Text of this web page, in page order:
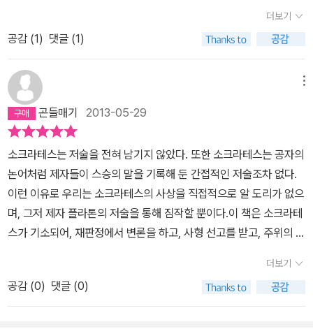
죽이기』에서 “민주주의 사회였던 고대 그리스에서 민주주의에 반하
는 언행을 한 소크라테스의 반민주적 행위는 응당 비판받아 마땅하
다.”라고 말한다. 소크라테스의 언행을 플라톤과 전혀 다른 관점에서
바라보고 있는 것이다. 이 책은 크세노폰의 『소크라테스 회상』과 호
메로스, 소포클레스의 저작 그리고 민주주의에 관한 투키디데스의
『전쟁사』, 헤로도토스의 『역사』 등 충실한 자료 분석을 통해 독자들
을 설득한다. 저자는 소크라테스의 죽음을 ‘민주주의’라는 관점에서
평가한다. 소크라테스 재판에 대해 우리가 알아야 할 재판 제도와 방
식을 상세히 설명하고 있는 이 책은 그리스 민주주의가 어떻게 전개
되었는지 꼼꼼하게 살펴보고 소크라테스에 대해 구체적인 분석을 시
도한다. 소크라테스의 삶과 죽음의 의미는 그 과정에서 자연스럽게
드러난다. 오리일 수도 있고 토끼일 수도 있는 그림처럼 소크라테스
역시 위대한 철학자일 수도 있지만 궤변론자일 수도 있다. 이렇게 다
이데아는 어떤 자체(auto)로 존재하는 대상을 적중시킬 수 있을 것
인가? 우리는 이 질문에 부정적인 답을 할 수밖에 없는 정신사적 상
지 않으면 상식을 벗어나 '보편성'을 주장할만큼 배짱 있는 철학자는
이제 없다고 해도 과언이 아니다. 이 자신없음의 한켠에는 과학에 대
한 두려움이 자리하고 있고, 또다른 한켠에는 정치에 대한 불신이 자
리잡고 있다. 과학은 철학의 사유를 어떤 망상증으로 치부하기 일쑤
고 정치는 철학의 형이상학적 비현실성을 비웃기 일쑤기 때문이다.
하지만 그 둘 모두 자신의 기반이자 전체 생존의 전제로 '철학적 물
음'을 비켜가기는 힘들다. 즉 '존재'(einai)에 대한 물음, '정의'(dikaio
syne)에 대한 물음은 과학이나 정치가 자신이 해결할 수 없는 바로
그 '본질'을 의문에 부치는 작업이며, 이 작업자체와 과정은 철학만이
간 자신의 존재근거를 다시 캐묻는 것이고 그것이 곧 철학이라는 것
을 망각하는 것은 오로지 자기기만일 뿐이라는 것을 깨닫게 된다. 플
라톤은 아마 미래에도 자신의 생명을 이어갈 것이다. 소크라테스의
이 강했는 데 너무 난해해서 그만 두었다. 그런 중에알라딘의 어떤 서
평을 읽던 중에 철학의 고전에서부터 시작해 보라는 내용이 있어 플
라톤의 국가와 그외의 대화편의 몇편을 구입해 읽던 중 본 저서가 본
인이 막연히 생각해 본 현재의 사회적 정의와 도덕에 대해 회의 하던
중 어떤 정확한 이해와 실천의 길목으로 인도해 준 계기가 되었다. 작
금의 사회를 한 마디로 규정 한다면 도덕이 땅에 떨어져 물질이 최고
의 가치로서 모든 것을 우선하는 그런 사회아닌가. 대통령을 뽑는 선
거에서도 도곡동 땅이 당락을 결정짓는 요소로서 작용했으니 우리나
라에서 한편으로 치부하고 그 치부를 감춰주는 것 또한 금권이 아닌
가. 우리가 척결해야 할 배금주의를 2천 몇백년 전의 철학자가 우리
의 지향 해야 할 바를 어떤 철학 적 논변만이 아닌 온 몸을 다 바쳐 즉,
그 자신이 줄곧 외쳐 왔 던 자신의 도덕적 정의와 그 신념을 위해 희생
하는 그 숭고함이 그 당시 아테네의 실상과 우리가 처해있는 현실에
서 정말 필요 한 가치있는 덕목이 아닐까? 이후의 대화편도 그 중심
더보기
공감 (1) 댓글 (1)
곤들매기 2013-05-29
소크라테스는 저술을 전혀 남기지 않았다. 또한 소크라테스는 공자의
논어처럼 제자들이 스승의 말을 기록해 둔 간접적인 저술조차 없다.
이런 이유로 우리는 소크라테스의 사상을 직접적으로 알 도리가 없으
며, 그저 제자 플라톤의 저술을 통해 짐작할 뿐이다.이 책은 소크라테
스가 기소되어, 재판정에서 변론을 하고, 사형 선고를 받고, 주위의 종
로 이루어져 있다. 이런 이유로 이 책에는, 특히 소크라테스의 변론,
크리톤, 파이돈에는 '인간 소크라테스'의 진면목이 여실히 드러난다.
이 담대한 죽음을 읽으며 우리는 경건함 마음가짐을 저절로 갖게 된
더보기
공감 (0) 댓글 (0)